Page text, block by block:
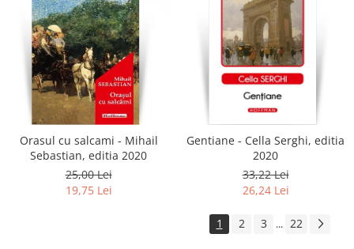
Orasul cu salcami - Mihail
Sebastian, editia 2020
25,00 Lei
19,75 Lei
Gentiane - Cella Serghi, editia
2020
33,22 Lei
26,24 Lei
1 2 3 ... 22